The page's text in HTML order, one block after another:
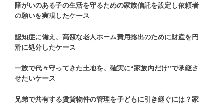
障がいのある子の生活を守るための家族信託を設定し依頼者
の願いを実現したケース
認知症に備え、高額な老人ホーム費用捻出のために財産を円
滑に処分したケース
一族で代々守ってきた土地を、確実に“家族内だけ”で承継さ
せたいケース
兄弟で共有する賃貸物件の管理を子どもに引き継ぐには？家